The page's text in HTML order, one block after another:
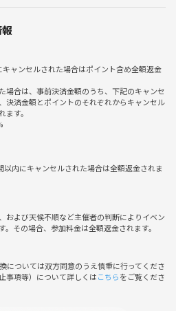
でも運動をしてみたい方
った方
ても大丈夫、どっちもOKな方
方
ストレッチから。
わりをゆっくりほぐします。
確認。
！
》
。
ションまで、ていねいに指導します。
のペースで好きなだけパンチ。
キャンセルされた場合はポイント含め全額返金
場合は、事前決済金額のうち、下記のキャンセ
決済金額とポイントのそれぞれからキャンセル
す。
以内にキャンセルされた場合は全額返金されま
および天候不順など主催者の判断によりイベン
。その場合、参加料金は全額返金されます。
については双方同意のうえ慎重に行ってくださ
事項等）について詳しくはこちらをご覧くださ